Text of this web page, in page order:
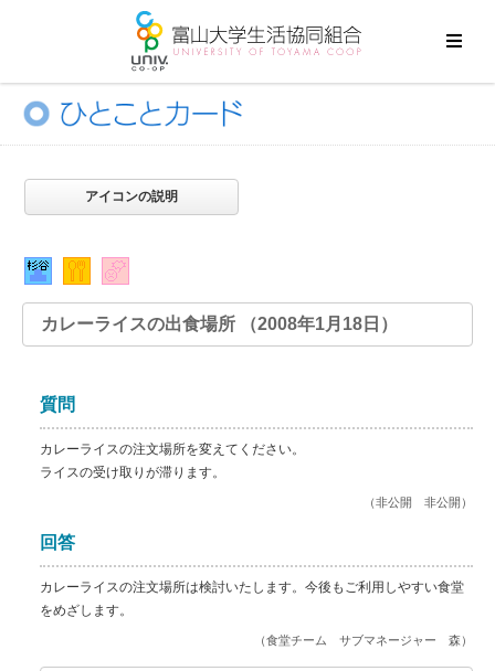
アイコンの説明
カレーライスの出食場所 （2008年1月18日）
質問
カレーライスの注文場所を変えてください。
ライスの受け取りが滞ります。
（非公開 非公開）
回答
カレーライスの注文場所は検討いたします。今後もご利用しやすい食堂
をめざします。
（食堂チーム サブマネージャー 森）